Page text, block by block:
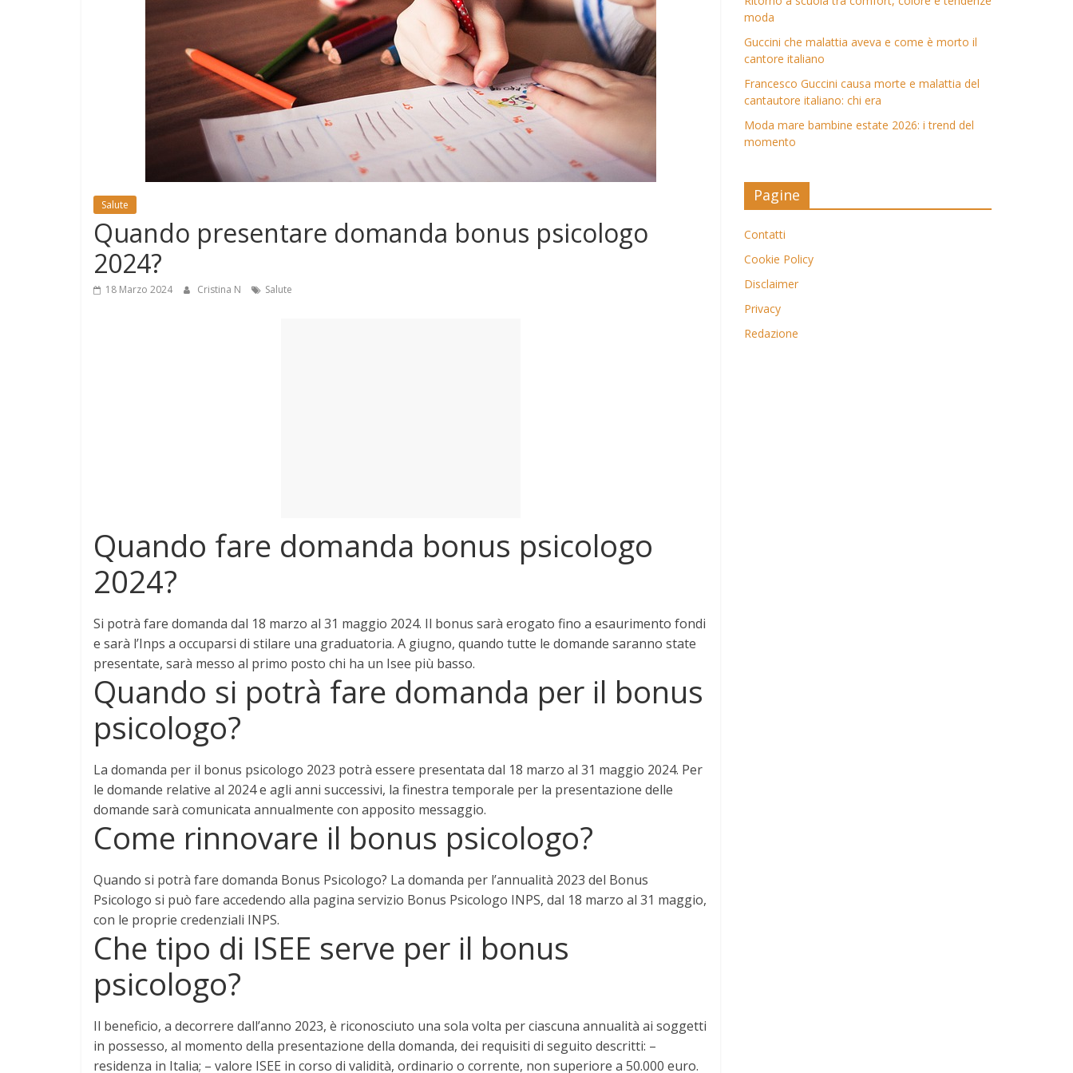
Salute
Quando presentare domanda bonus psicologo
2024?
18 Marzo 2024 Cristina N Salute
Quando fare domanda bonus psicologo
2024?
Si potrà fare domanda dal 18 marzo al 31 maggio 2024. Il bonus sarà erogato fino a esaurimento fondi
e sarà l’Inps a occuparsi di stilare una graduatoria. A giugno, quando tutte le domande saranno state
presentate, sarà messo al primo posto chi ha un Isee più basso.
Quando si potrà fare domanda per il bonus
psicologo?
La domanda per il bonus psicologo 2023 potrà essere presentata dal 18 marzo al 31 maggio 2024. Per
le domande relative al 2024 e agli anni successivi, la finestra temporale per la presentazione delle
domande sarà comunicata annualmente con apposito messaggio.
Come rinnovare il bonus psicologo?
Quando si potrà fare domanda Bonus Psicologo? La domanda per l’annualità 2023 del Bonus
Psicologo si può fare accedendo alla pagina servizio Bonus Psicologo INPS, dal 18 marzo al 31 maggio,
con le proprie credenziali INPS.
Che tipo di ISEE serve per il bonus
psicologo?
Il beneficio, a decorrere dall’anno 2023, è riconosciuto una sola volta per ciascuna annualità ai soggetti
in possesso, al momento della presentazione della domanda, dei requisiti di seguito descritti: –
residenza in Italia; – valore ISEE in corso di validità, ordinario o corrente, non superiore a 50.000 euro.
moda
Guccini che malattia aveva e come è morto il
cantore italiano
Francesco Guccini causa morte e malattia del
cantautore italiano: chi era
Moda mare bambine estate 2026: i trend del
momento
Pagine
Contatti
Cookie Policy
Disclaimer
Privacy
Redazione